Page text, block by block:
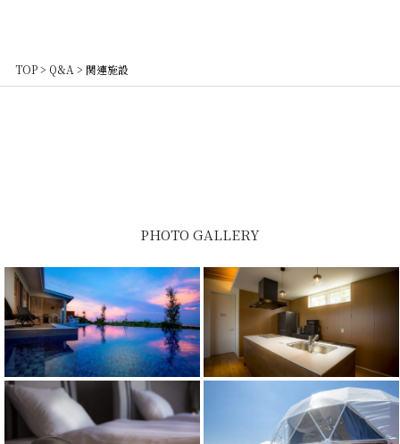
TOP> Q&A > 関連施設
PHOTO GALLERY